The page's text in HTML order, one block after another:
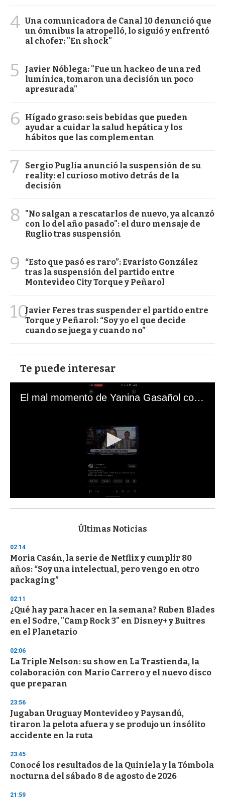
4 Una comunicadora de Canal 10 denunció que
un ómnibus la atropelló, lo siguió y enfrentó
al chofer: "En shock"
5
Javier Nóblega: "Fue un hackeo de una red
lumínica, tomaron una decisión un poco
apresurada"
6
Hígado graso: seis bebidas que pueden
ayudar a cuidar la salud hepática y los
hábitos que las complementan
7
Sergio Puglia anunció la suspensión de su
reality: el curioso motivo detrás de la
decisión
8
"No salgan a rescatarlos de nuevo, ya alcanzó
con lo del año pasado": el duro mensaje de
Ruglio tras suspensión
9
“Esto que pasó es raro”: Evaristo González
tras la suspensión del partido entre
Montevideo City Torque y Peñarol
10Javier Feres tras suspender el partido entre
Torque y Peñarol: “Soy yo el que decide
cuando se juega y cuando no”
Te puede interesar
El mal momento de Yanina Gasañol con un hincha argentino en "Subrayado"
s
d
s
o
f
3
s
c
o
n
Últimas Noticias
02:14
Moria Casán, la serie de Netflix y cumplir 80
años: “Soy una intelectual, pero vengo en otro
packaging”
02:11
¿Qué hay para hacer en la semana? Ruben Blades
en el Sodre, "Camp Rock 3" en Disney+ y Buitres
en el Planetario
02:06
La Triple Nelson: su show en La Trastienda, la
colaboración con Mario Carrero y el nuevo disco
que preparan
23:56
Jugaban Uruguay Montevideo y Paysandú,
tiraron la pelota afuera y se produjo un insólito
accidente en la ruta
23:45
Conocé los resultados de la Quiniela y la Tómbola
nocturna del sábado 8 de agosto de 2026
21:59